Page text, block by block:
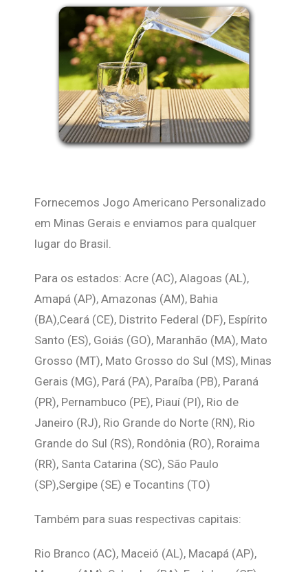
Fornecemos Jogo Americano Personalizado
em Minas Gerais e enviamos para qualquer
lugar do Brasil.
Para os estados: Acre (AC), Alagoas (AL),
Amapá (AP), Amazonas (AM), Bahia
(BA),Ceará (CE), Distrito Federal (DF), Espírito
Santo (ES), Goiás (GO), Maranhão (MA), Mato
Grosso (MT), Mato Grosso do Sul (MS), Minas
Gerais (MG), Pará (PA), Paraíba (PB), Paraná
(PR), Pernambuco (PE), Piauí (PI), Rio de
Janeiro (RJ), Rio Grande do Norte (RN), Rio
Grande do Sul (RS), Rondônia (RO), Roraima
(RR), Santa Catarina (SC), São Paulo
(SP),Sergipe (SE) e Tocantins (TO)
Também para suas respectivas capitais:
Rio Branco (AC), Maceió (AL), Macapá (AP),